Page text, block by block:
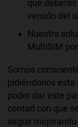
que
versión del
Nuestra
MultiSIM
Somos
pidiéndonos esta
poder dar este
contad con que
seguir